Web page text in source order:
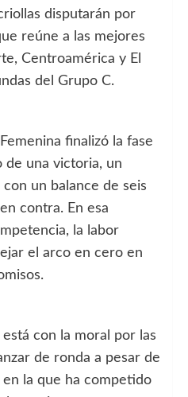
disputarán por
reúne a las mejores
Centroamérica y El
del Grupo C.
finalizó la fase
de una victoria, un
un balance de seis
contra. En esa
la labor
el arco en cero en
con la moral por las
de ronda a pesar de
la que ha competido